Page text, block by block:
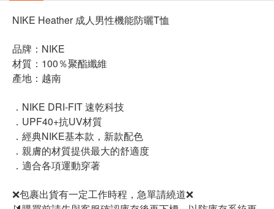
NIKE Heather 成人男性機能防曬T恤
品牌：NIKE
材質：100％聚酯纖維
產地：越南
．NIKE DRI-FIT 速乾科技
．UPF40+抗UV材質
．經典NIKE基本款，新款配色
．親膚的材質提供最大的舒適度
．適合各項運動穿著
❌包裹出貨有一定工作時程，急單請繞道❌